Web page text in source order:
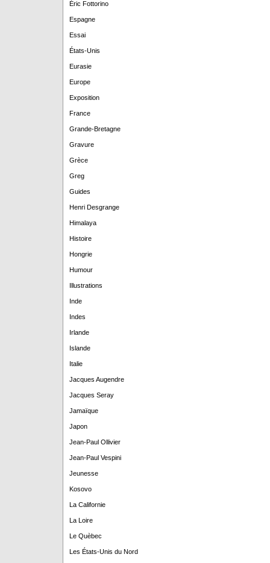
Éric Fottorino
Espagne
Essai
États-Unis
Eurasie
Europe
Exposition
France
Grande-Bretagne
Gravure
Grèce
Greg
Guides
Henri Desgrange
Himalaya
Histoire
Hongrie
Humour
Illustrations
Inde
Indes
Irlande
Islande
Italie
Jacques Augendre
Jacques Seray
Jamaïque
Japon
Jean-Paul Ollivier
Jean-Paul Vespini
Jeunesse
Kosovo
La Californie
La Loire
Le Quèbec
Les États-Unis du Nord